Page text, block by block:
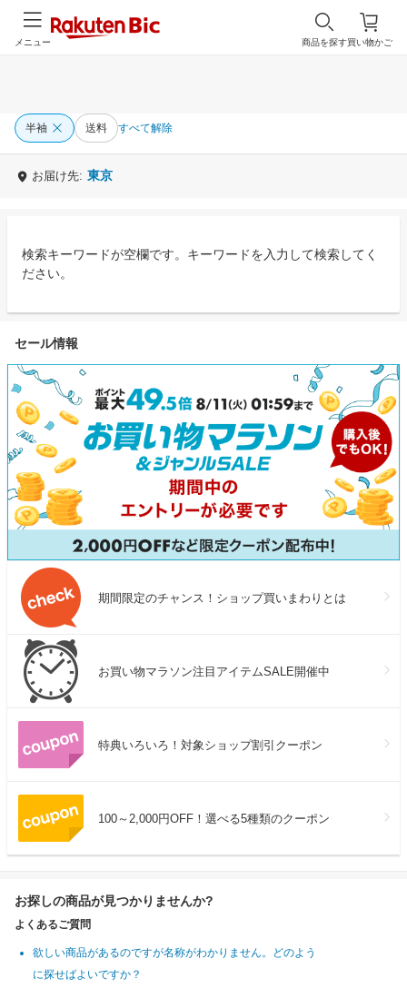
買い物かご
商品を探す
メニュー
半袖 送料 すべて解除
お届け先: 東京
検索キーワードが空欄です。キーワードを入力して検索してく
ださい。
セール情報
期間限定のチャンス！ショップ買いまわりとは
お買い物マラソン注目アイテムSALE開催中
特典いろいろ！対象ショップ割引クーポン
100～2,000円OFF！選べる5種類のクーポン
お探しの商品が見つかりませんか?
よくあるご質問
欲しい商品があるのですが名称がわかりません。どのよう
に探せばよいですか？